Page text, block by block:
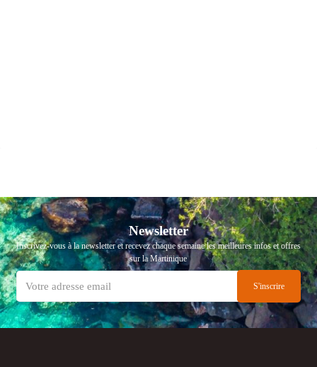
Newsletter
Inscrivez-vous à la newsletter et recevez chaque semaine les meilleures infos et offres
sur la Martinique